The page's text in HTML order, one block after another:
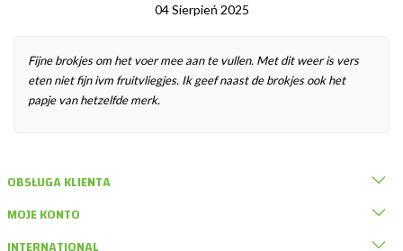
04 Sierpień 2025
Fijne brokjes om het voer mee aan te vullen. Met dit weer is vers
eten niet fijn ivm fruitvliegjes. Ik geef naast de brokjes ook het
papje van hetzelfde merk.
OBSŁUGA KLIENTA
MOJE KONTO